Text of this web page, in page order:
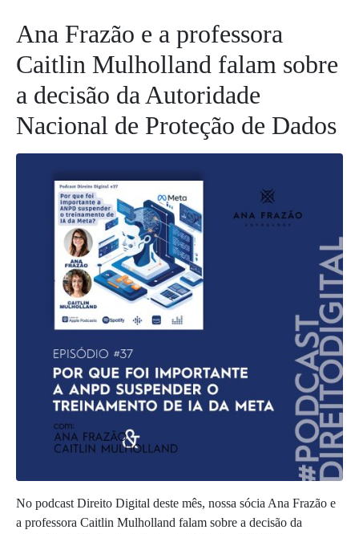
Ana Frazão e a professora
Caitlin Mulholland falam sobre
a decisão da Autoridade
Nacional de Proteção de Dados
No podcast Direito Digital deste mês, nossa sócia Ana Frazão e
a professora Caitlin Mulholland falam sobre a decisão da